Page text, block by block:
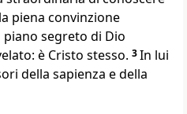
piena convinzione
piano segreto di Dio
è Cristo stesso. 3In lui
della sapienza e della